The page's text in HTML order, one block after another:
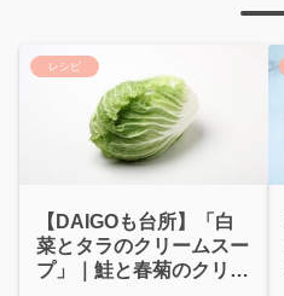
レシピ
【DAIGOも台所】「白
菜とタラのクリームスー
プ」｜鮭と春菊のクリー